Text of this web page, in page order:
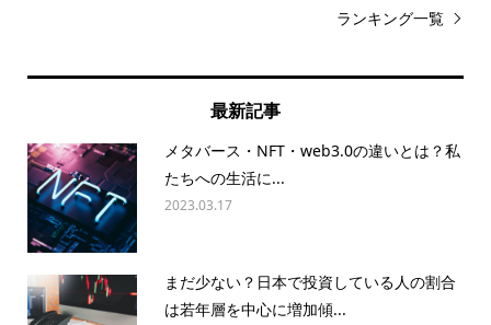
ランキング一覧
最新記事
メタバース・NFT・web3.0の違いとは？私
たちへの生活に...
2023.03.17
まだ少ない？日本で投資している人の割合
は若年層を中心に増加傾...